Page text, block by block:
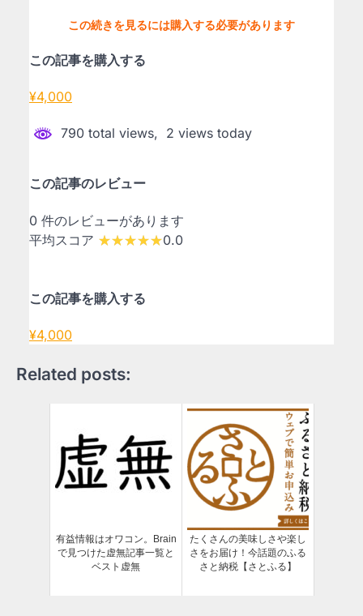
この続きを見るには購入する必要があります
この記事を購入する
¥4,000
790 total views, 2 views today
この記事のレビュー
0 件のレビューがあります
平均スコア
0.0
この記事を購入する
¥4,000
Related posts:
有益情報はオワコン。Brain
で見つけた虚無記事一覧と
ベスト虚無
たくさんの美味しさや楽し
さをお届け！今話題のふる
さと納税【さとふる】